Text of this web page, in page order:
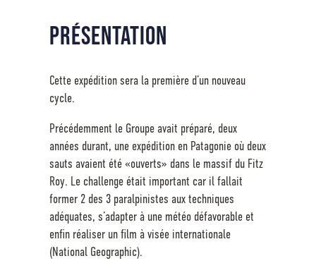
Présentation
Cette expédition sera la première d’un nouveau
cycle.
Précédemment le Groupe avait préparé, deux
années durant, une expédition en Patagonie où deux
sauts avaient été «ouverts» dans le massif du Fitz
Roy. Le challenge était important car il fallait
former 2 des 3 paralpinistes aux techniques
adéquates, s’adapter à une météo défavorable et
enfin réaliser un film à visée internationale
(National Geographic).